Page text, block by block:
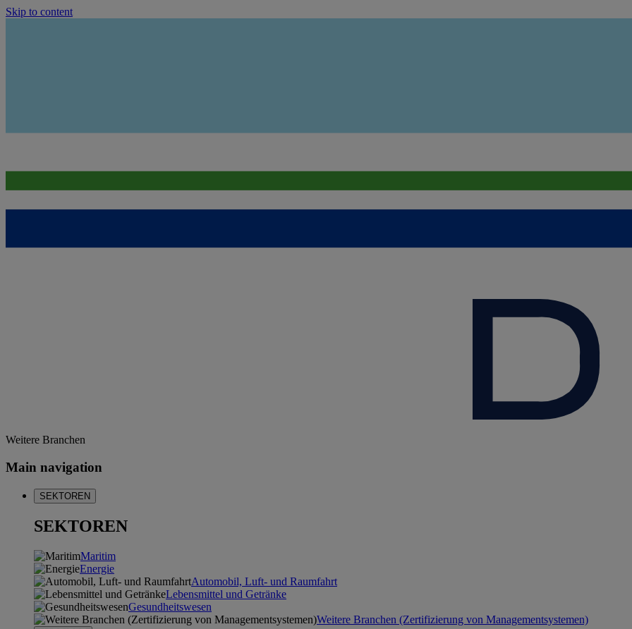
Skip to content
Weitere Branchen
Main navigation
SEKTOREN
SEKTOREN
Maritim
Energie
Automobil, Luft- und Raumfahrt
Lebensmittel und Getränke
Gesundheitswesen
Weitere Branchen (Zertifizierung von Managementsystemen)